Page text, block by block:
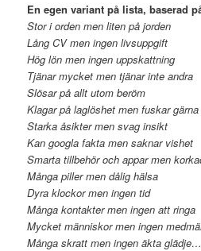
En egen variant på lista, baserad
Stor i orden men liten på jorden
Lång CV men ingen livsuppgift
Hög lön men ingen uppskattning
Tjänar mycket men tjänar inte andra
Slösar på allt utom beröm
Klagar på laglöshet men fuskar
Starka åsikter men svag insikt
Kan googla fakta men saknar vishet
Smarta tillbehör och appar men
Många piller men dålig hälsa
Dyra klockor men ingen tid
Många kontakter men ingen att ringa
Mycket människor men ingen
Många skratt men ingen äkta